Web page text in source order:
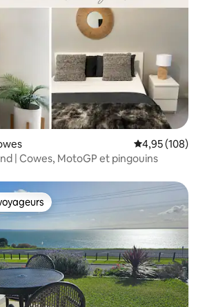
Évaluation
4,95 (108)
| Cowes, MotoGP et pingouins
les plus appréciés